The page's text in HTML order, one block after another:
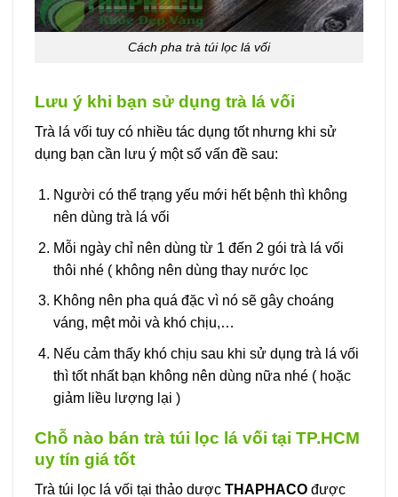
Cách pha trà túi lọc lá vối
Lưu ý khi bạn sử dụng trà lá vối
Trà lá vối tuy có nhiều tác dụng tốt nhưng khi sử
dụng bạn cần lưu ý một số vấn đề sau:
Người có thể trạng yếu mới hết bệnh thì không
nên dùng trà lá vối
Mỗi ngày chỉ nên dùng từ 1 đến 2 gói trà lá vối
thôi nhé ( không nên dùng thay nước lọc
Không nên pha quá đặc vì nó sẽ gây choáng
váng, mệt mỏi và khó chịu,…
Nếu cảm thấy khó chịu sau khi sử dụng trà lá vối
thì tốt nhất bạn không nên dùng nữa nhé ( hoặc
giảm liều lượng lại )
Chỗ nào bán trà túi lọc lá vối tại TP.HCM
uy tín giá tốt
Trà túi lọc lá vối tại thảo dược THAPHACO được